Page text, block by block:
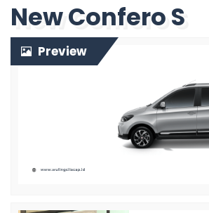
New Confero S
Preview